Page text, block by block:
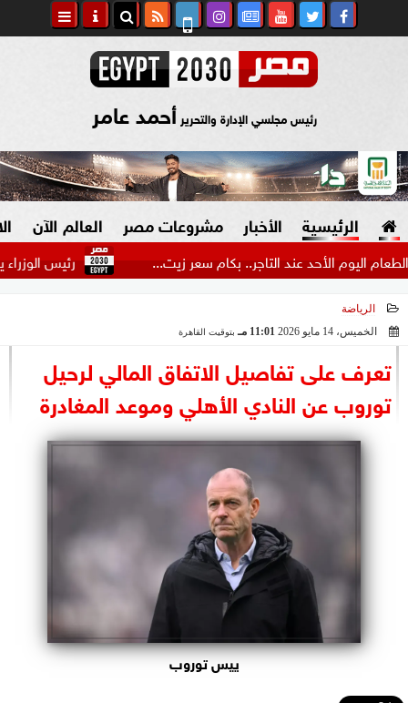
رئيس مجلسي الإدارة والتحرير أحمد عامر
الرئيسية الأخبار
السياسة
الرئاسة
البرلمان
الأحزاب
مشروعات مصر
صنع في مصر
العالم الآن
رئيس الوزراء يتفقد الأحد عند التاجر.. بكام سعر زيت...
الرياضة
الخميس، 14 مايو 2026
11:01 مـ بتوقيت القاهرة
تعرف على تفاصيل الاتفاق المالي لرحيل
توروب عن النادي الأهلي وموعد المغادرة
ييس توروب